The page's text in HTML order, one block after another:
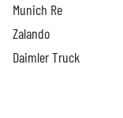
Munich Re
Zalando
Daimler Truck